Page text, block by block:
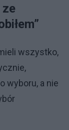
ze
wszystko,
wyboru, a nie